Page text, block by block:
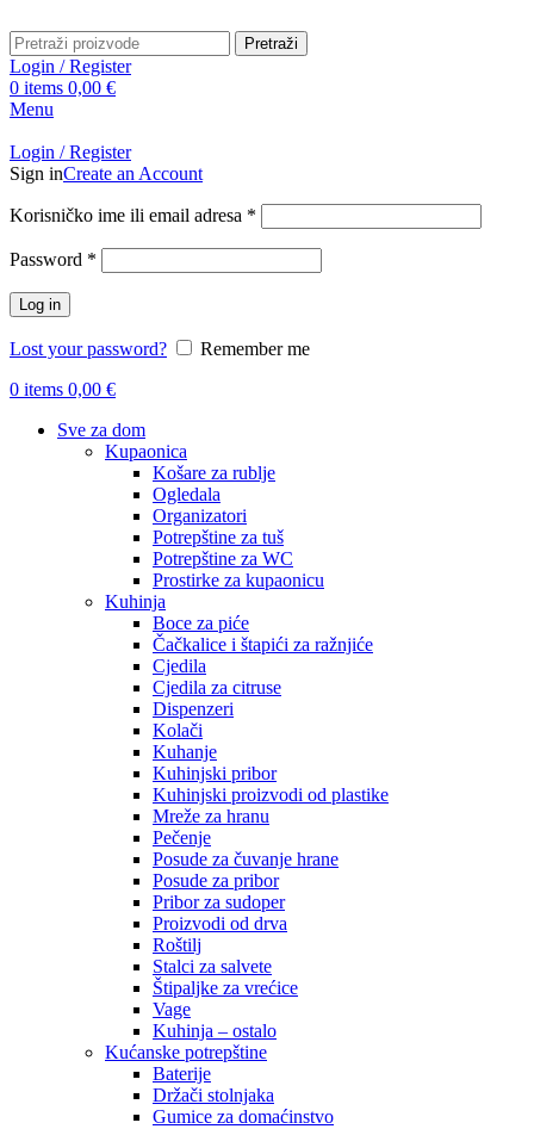
Pretraži
Login / Register
0 items 0,00 €
Menu
Login / Register
Sign inCreate an Account
Korisničko ime ili email adresa *
Password *
Log in
Lost your password?
Remember me
0 items 0,00 €
Sve za dom
Kupaonica
Košare za rublje
Ogledala
Organizatori
Potrepštine za tuš
Potrepštine za WC
Prostirke za kupaonicu
Kuhinja
Boce za piće
Čačkalice i štapići za ražnjiće
Cjedila
Cjedila za citruse
Dispenzeri
Kolači
Kuhanje
Kuhinjski pribor
Kuhinjski proizvodi od plastike
Mreže za hranu
Pečenje
Posude za čuvanje hrane
Posude za pribor
Pribor za sudoper
Proizvodi od drva
Roštilj
Stalci za salvete
Štipaljke za vrećice
Vage
Kuhinja – ostalo
Kućanske potrepštine
Baterije
Držači stolnjaka
Gumice za domaćinstvo